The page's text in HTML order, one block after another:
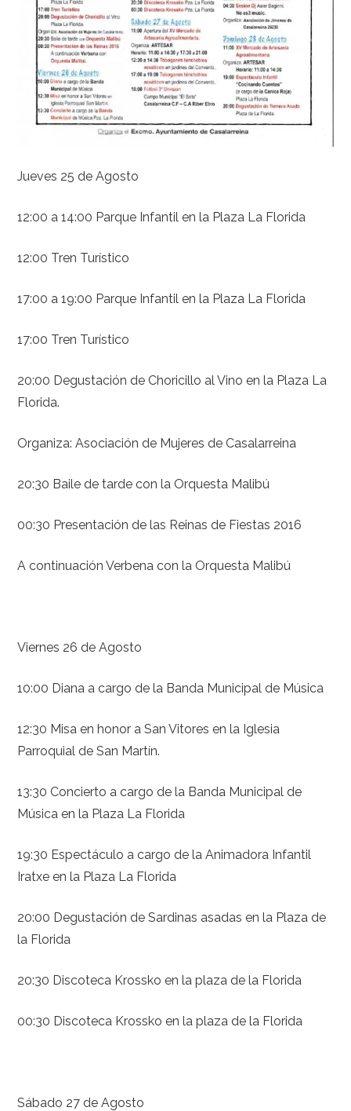
Jueves 25 de Agosto
12:00 a 14:00 Parque Infantil en la Plaza La Florida
12:00 Tren Turístico
17:00 a 19:00 Parque Infantil en la Plaza La Florida
17:00 Tren Turístico
20:00 Degustación de Choricillo al Vino en la Plaza La
Florida.
Organiza: Asociación de Mujeres de Casalarreina
20:30 Baile de tarde con la Orquesta Malibú
00:30 Presentación de las Reinas de Fiestas 2016
A continuación Verbena con la Orquesta Malibú
Viernes 26 de Agosto
10:00 Diana a cargo de la Banda Municipal de Música
12:30 Misa en honor a San Vitores en la Iglesia
Parroquial de San Martín.
13:30 Concierto a cargo de la Banda Municipal de
Música en la Plaza La Florida
19:30 Espectáculo a cargo de la Animadora Infantil
Iratxe en la Plaza La Florida
20:00 Degustación de Sardinas asadas en la Plaza de
la Florida
20:30 Discoteca Krossko en la plaza de la Florida
00:30 Discoteca Krossko en la plaza de la Florida
Sábado 27 de Agosto